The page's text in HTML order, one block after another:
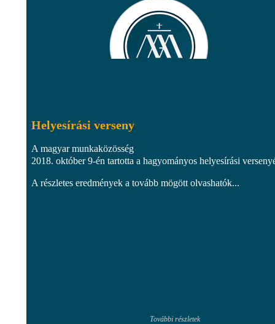
Helyesírási verseny
A magyar munkaközösség
2018. október 9-én tartotta a hagyományos helyesírási
A részletes eredmények a tovább mögött olvashatók...
További részletek